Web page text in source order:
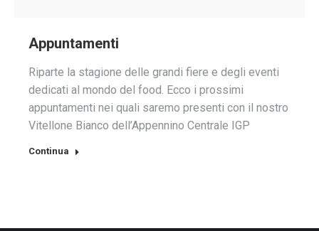
Appuntamenti
Riparte la stagione delle grandi fiere e degli eventi
dedicati al mondo del food. Ecco i prossimi
appuntamenti nei quali saremo presenti con il nostro
Vitellone Bianco dell’Appennino Centrale IGP
Continua